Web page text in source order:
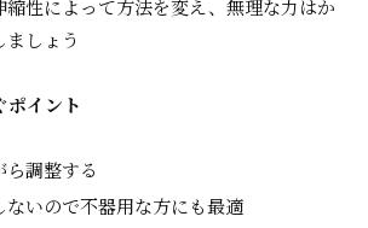
縮性によって方法を変え、無理な力はか
しょう
ポイント
調整する
ないので不器用な方にも最適